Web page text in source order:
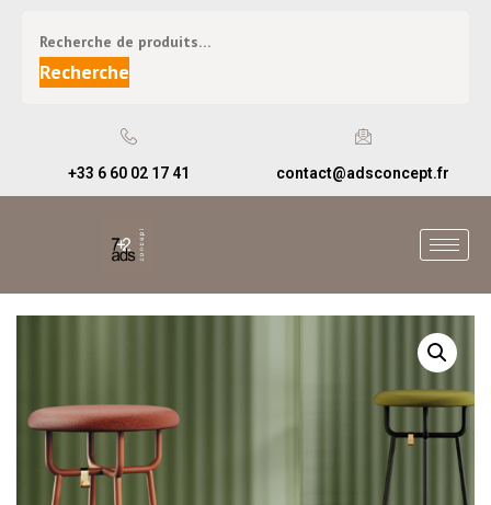
Recherche
+33 6 60 02 17 41 contact@adsconcept.fr